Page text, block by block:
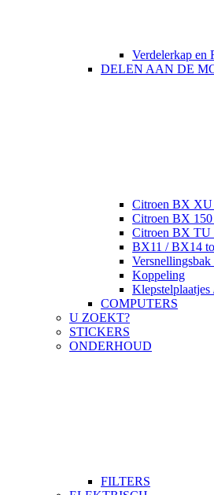
Verdelerkap en
DELEN AAN DE
Citroen BX XU
Citroen BX 150
Citroen BX TU
BX11 / BX14
Koppeling
COMPUTERS
U ZOEKT?
STICKERS
ONDERHOUD
FILTERS